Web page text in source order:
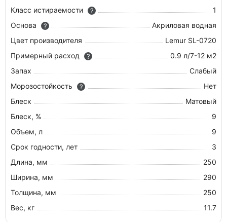
Класс истираемости
?
1
Основа
?
Акриловая водная
Цвет производителя
Lemur SL-0720
Примерный расход
?
0.9 л/7-12 м2
Запах
Слабый
Морозостойкость
?
Нет
Блеск
Матовый
Блеск, %
9
Объем, л
9
Срок годности, лет
3
Длина, мм
250
Ширина, мм
290
Толщина, мм
250
Вес, кг
11.7